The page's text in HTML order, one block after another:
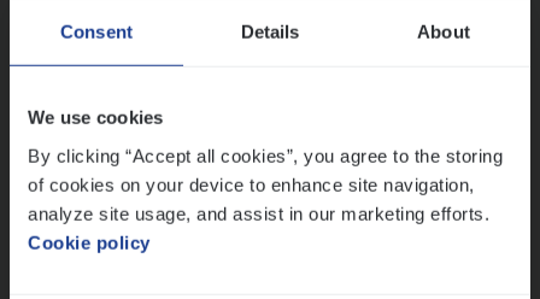
Consent Details About
We use cookies
By clicking “Accept all cookies”, you agree to the storing
of cookies on your device to enhance site navigation,
analyze site usage, and assist in our marketing efforts.
Cookie policy
Insurance Operations
Cor­po­ra­te Insu­ran­ce Bro­ker Property
Sales Management